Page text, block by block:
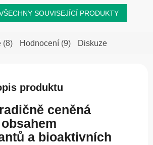
SOUVISEJÍCÍ PRODUKTY
(8) Hodnocení (9) Diskuze
produktu
ceněná
a bioaktivních